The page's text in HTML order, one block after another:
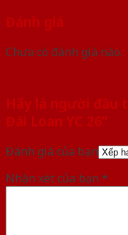
Đánh giá
Chưa có đánh giá nào.
Hãy là người đầu
Đài Loan YC 26”
Đánh giá của bạn
Nhận xét của bạn *